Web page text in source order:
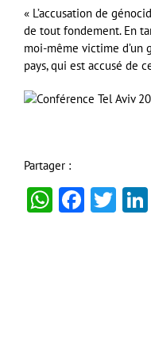
« L’accusation de
de tout fondement. En
moi-même victime d’un
pays, qui est accusé de
Partager :